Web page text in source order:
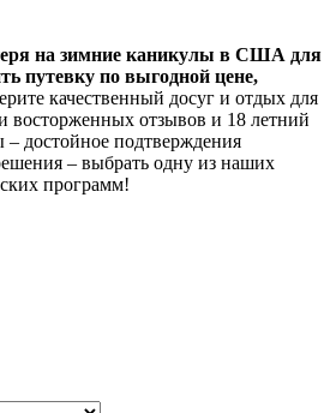
на зимние каникулы в США для
путевку по выгодной цене,
качественный досуг и отдых для
восторженных отзывов и 18 летний
достойное подтверждения
– выбрать одну из наших
программ!